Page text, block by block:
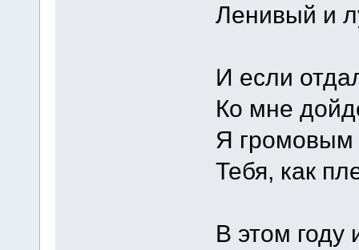
Ленивый и
И если
Ко мне
Я
Тебя, как
В этом году